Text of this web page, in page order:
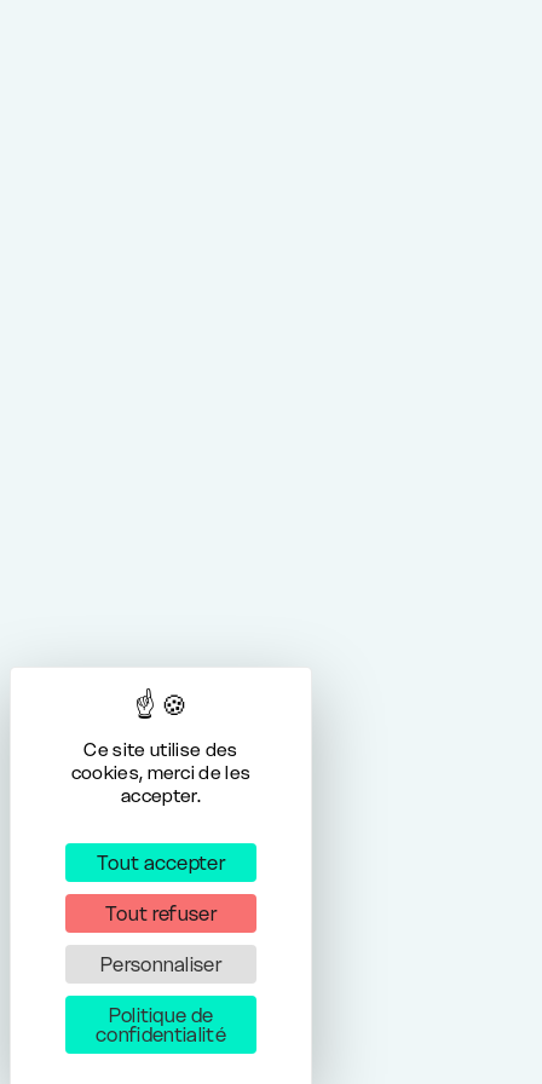
Ce site utilise des
cookies, merci de les
accepter.
Tout accepter
Tout refuser
Personnaliser
Politique de
confidentialité